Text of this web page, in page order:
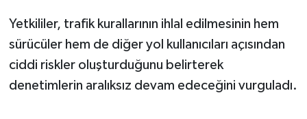
Yetkililer, trafik kurallarının ihlal edilmesinin hem
sürücüler hem de diğer yol kullanıcıları açısından
ciddi riskler oluşturduğunu belirterek
denetimlerin aralıksız devam edeceğini vurguladı.